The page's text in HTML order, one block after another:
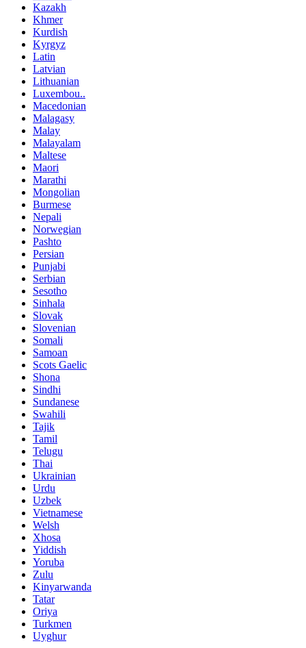
Kazakh
Khmer
Kurdish
Kyrgyz
Latin
Latvian
Lithuanian
Luxembou..
Macedonian
Malagasy
Malay
Malayalam
Maltese
Maori
Marathi
Mongolian
Burmese
Nepali
Norwegian
Pashto
Persian
Punjabi
Serbian
Sesotho
Sinhala
Slovak
Slovenian
Somali
Samoan
Scots Gaelic
Shona
Sindhi
Sundanese
Swahili
Tajik
Tamil
Telugu
Thai
Ukrainian
Urdu
Uzbek
Vietnamese
Welsh
Xhosa
Yiddish
Yoruba
Zulu
Kinyarwanda
Tatar
Oriya
Turkmen
Uyghur